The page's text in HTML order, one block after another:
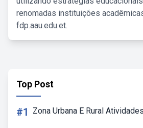
renomadas instituições
fdp.aau.edu.et.
Top Post
#1 Zona Urbana E Rural Atividades